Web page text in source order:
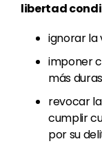
libertad
ignorar la
imponer
más
revocar
cumplir
por su